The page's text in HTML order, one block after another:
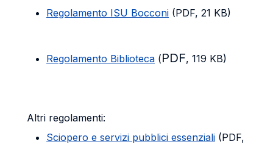
Regolamento ISU Bocconi (PDF, 21 KB)
Regolamento Biblioteca (PDF, 119 KB)
Altri regolamenti:
Sciopero e servizi pubblici essenziali (PDF,